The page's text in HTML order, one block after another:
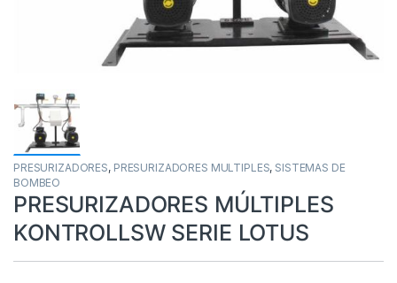
PRESURIZADORES, PRESURIZADORES MULTIPLES, SISTEMAS DE
BOMBEO
PRESURIZADORES MÚLTIPLES
KONTROLLSW SERIE LOTUS